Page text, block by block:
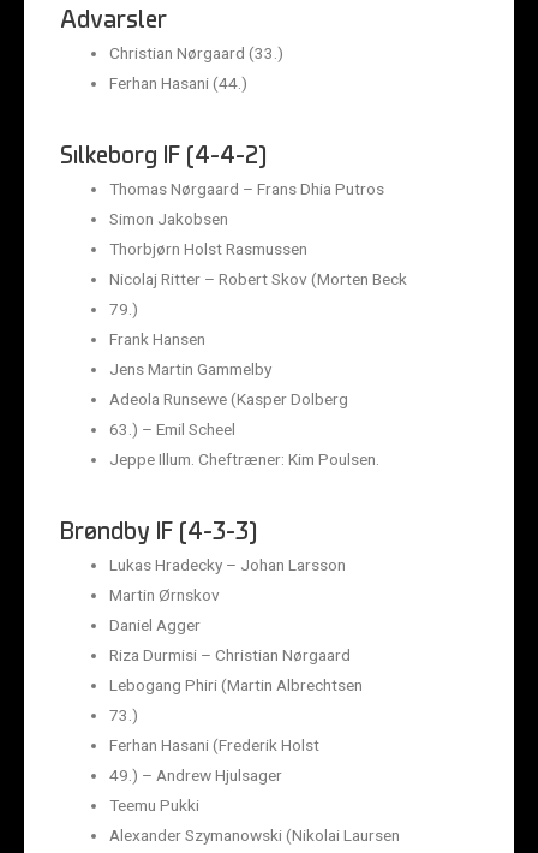
Advarsler
Christian Nørgaard (33.)
Ferhan Hasani (44.)
Silkeborg IF (4-4-2)
Thomas Nørgaard – Frans Dhia Putros
Simon Jakobsen
Thorbjørn Holst Rasmussen
Nicolaj Ritter – Robert Skov (Morten Beck
79.)
Frank Hansen
Jens Martin Gammelby
Adeola Runsewe (Kasper Dolberg
63.) – Emil Scheel
Jeppe Illum. Cheftræner: Kim Poulsen.
Brøndby IF (4-3-3)
Lukas Hradecky – Johan Larsson
Martin Ørnskov
Daniel Agger
Riza Durmisi – Christian Nørgaard
Lebogang Phiri (Martin Albrechtsen
73.)
Ferhan Hasani (Frederik Holst
49.) – Andrew Hjulsager
Teemu Pukki
Alexander Szymanowski (Nikolai Laursen